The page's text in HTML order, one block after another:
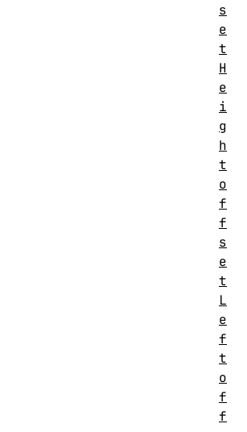
s
e
t
H
e
i
g
h
t
o
f
f
s
e
t
L
e
f
t
o
f
f